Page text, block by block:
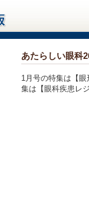
あたらしい眼科
1月号の特集は【
集は【眼科疾患レ